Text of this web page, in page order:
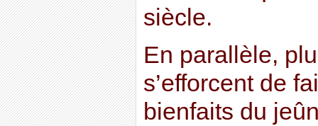
siècle.
En parallèle,
s’efforcent de
bienfaits du